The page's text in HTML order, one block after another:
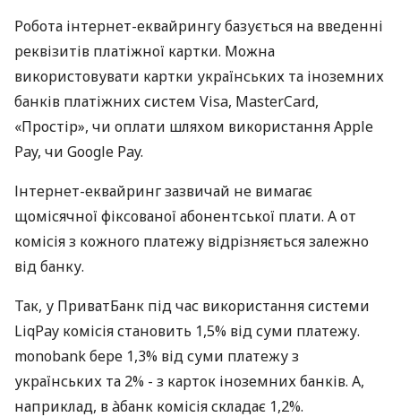
Робота інтернет-еквайрингу базується на введенні
реквізитів платіжної картки. Можна
використовувати картки українських та іноземних
банків платіжних систем Visa, MasterCard,
«Простір», чи оплати шляхом використання Apple
Pay, чи Google Pay.
Інтернет-еквайринг зазвичай не вимагає
щомісячної фіксованої абонентської плати. А от
комісія з кожного платежу відрізняється залежно
від банку.
Так, у ПриватБанк під час використання системи
LiqPay комісія становить 1,5% від суми платежу.
monobank бере 1,3% від суми платежу з
українських та 2% - з карток іноземних банків. А,
наприклад, в àбанк комісія складає 1,2%.